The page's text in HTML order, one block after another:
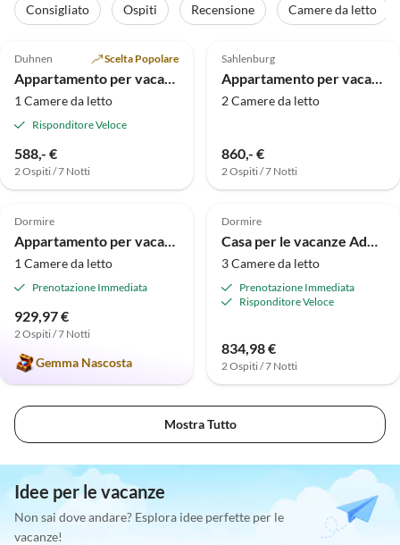
Consigliato Ospiti Recensione Camere da letto
Premio 2025
Annuncio in
Alto
Duhnen Scelta Popolare
1 Camere da letto
Risponditore Veloce
588,- €
2 Ospiti / 7 Notti
Sahlenburg
2 Camere da letto
860,- €
2 Ospiti / 7 Notti
5.0 (2)
Dormire
1 Camere da letto
Prenotazione Immediata
929,97 €
2 Ospiti / 7 Notti
Gemma Nascosta
Dormire
3 Camere da letto
Prenotazione Immediata
Risponditore Veloce
834,98 €
2 Ospiti / 7 Notti
Mostra Tutto
Idee per le vacanze
Non sai dove andare? Esplora idee perfette per le
vacanze!